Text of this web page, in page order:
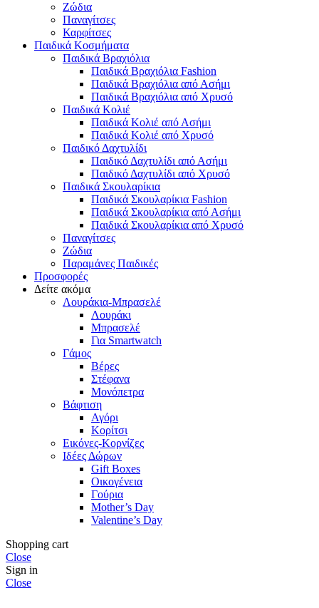
Ζώδια
Παναγίτσες
Καρφίτσες
Παιδικά Κοσμήματα
Παιδικά Βραχιόλια
Παιδικά Βραχιόλια Fashion
Παιδικά Βραχιόλια από Ασήμι
Παιδικά Βραχιόλια από Χρυσό
Παιδικά Κολιέ
Παιδικά Κολιέ από Ασήμι
Παιδικά Κολιέ από Χρυσό
Παιδικό Δαχτυλίδι
Παιδικό Δαχτυλίδι από Ασήμι
Παιδικό Δαχτυλίδι από Χρυσό
Παιδικά Σκουλαρίκια
Παιδικά Σκουλαρίκια Fashion
Παιδικά Σκουλαρίκια από Ασήμι
Παιδικά Σκουλαρίκια από Χρυσό
Παναγίτσες
Ζώδια
Παραμάνες Παιδικές
Προσφορές
Δείτε ακόμα
Λουράκια-Μπρασελέ
Λουράκι
Μπρασελέ
Για Smartwatch
Γάμος
Βέρες
Στέφανα
Μονόπετρα
Βάφτιση
Αγόρι
Κορίτσι
Εικόνες-Κορνίζες
Ιδέες Δώρων
Gift Boxes
Οικογένεια
Γούρια
Mother’s Day
Valentine’s Day
Shopping cart
Close
Sign in
Close